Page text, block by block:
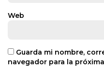
Web
Guarda mi nombre,
navegador para la